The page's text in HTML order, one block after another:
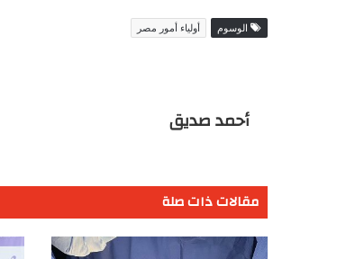
الوسوم أولياء أمور مصر
أحمد صديق
مقالات ذات صلة